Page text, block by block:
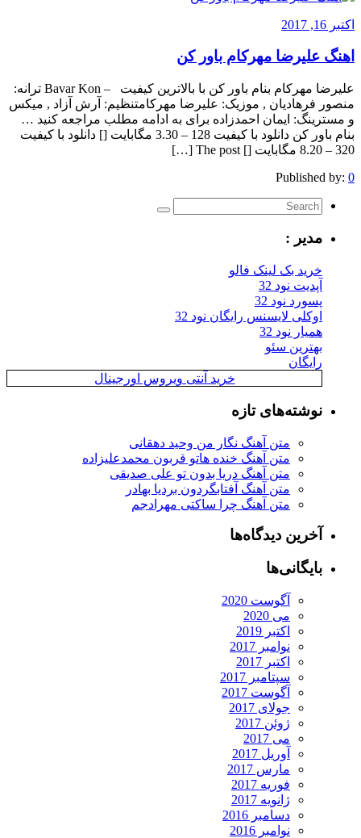
اکتبر 16, 2017
اهنگ علیرضا مهرکام باور کن
علیرضا مهرکام بنام باور کن با بالاترین کیفیت – Bavar Kon ترانه:
منصور فرهادیان , موزیک: علیرضا مهرکامتنظیم: آرش آزاد , میکس
و مسترینگ: ایمان احمدزاده برای به ادامه مطلب مراجعه کنید …
بنام باور کن دانلود با کیفیت 128 – 3.30 مگابایت [] دانلود با کیفیت
320 – 8.20 مگابایت [] The post […]
Published by: 0
مدیر :
خرید بک لینک فالو
آپدیت نود 32
پسورد نود 32
اوکلی لایسنس رایگان نود 32
همیار نود 32
بهترین سئو
رایگان
خرید آنتی ویروس اورجینال
نوشته‌های تازه
متن آهنگ نگار من وحید دهقانی
متن آهنگ خنده هاتو قربون محمدعلیزاده
متن آهنگ دریا بدون تو علی صدیقی
متن آهنگ آفتابگردون بردیا بهادر
متن آهنگ چرا ساکتی مهرادجم
آخرین دیدگاه‌ها
بایگانی‌ها
آگوست 2020
می 2020
اکتبر 2019
نوامبر 2017
اکتبر 2017
سپتامبر 2017
آگوست 2017
جولای 2017
ژوئن 2017
می 2017
آوریل 2017
مارس 2017
فوریه 2017
ژانویه 2017
دسامبر 2016
نوامبر 2016